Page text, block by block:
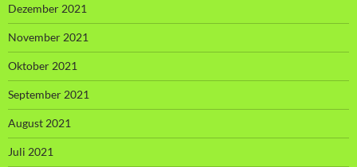
Dezember 2021
November 2021
Oktober 2021
September 2021
August 2021
Juli 2021